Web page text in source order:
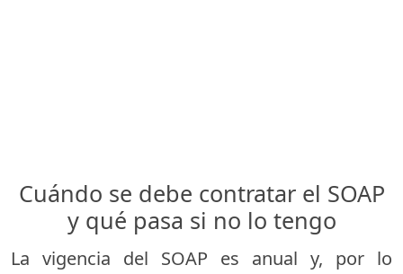
Cuándo se debe contratar el SOAP
y qué pasa si no lo tengo
La vigencia del SOAP es anual y, por lo